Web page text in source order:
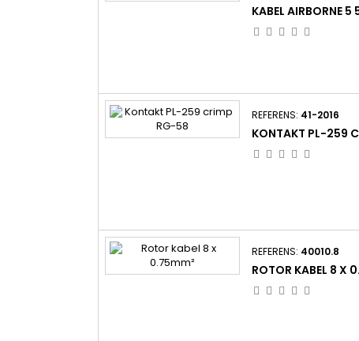
KABEL AIRBORNE
REFERENS: 41-2016
KONTAKT PL-259
REFERENS: 40010.8
ROTOR KABEL 8 X